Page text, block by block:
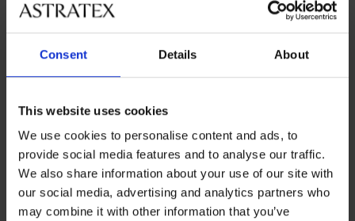
Consent Details About
This website uses cookies
We use cookies to personalise content and ads, to
provide social media features and to analyse our traffic.
We also share information about your use of our site with
our social media, advertising and analytics partners who
may combine it with other information that you’ve
-25 % ALL25
2+1 BREZPLAČNO
-25 % ALL25